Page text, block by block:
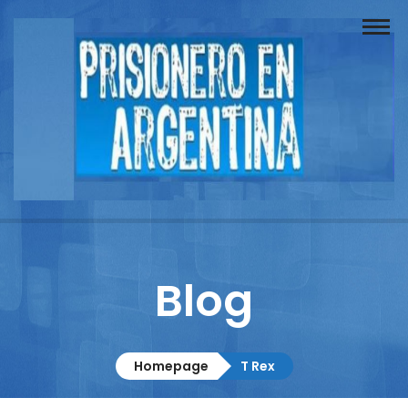
Buscador
Documentos
Contacto
Blog
Homepage T Rex